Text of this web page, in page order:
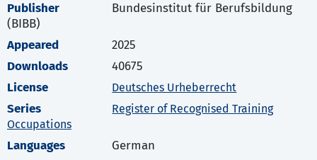
Publisher
Bundesinstitut für Berufsbildung
(BIBB)
Appeared
2025
Downloads
40675
License
Deutsches Urheberrecht
Series
Register of Recognised Training
Occupations
Languages German